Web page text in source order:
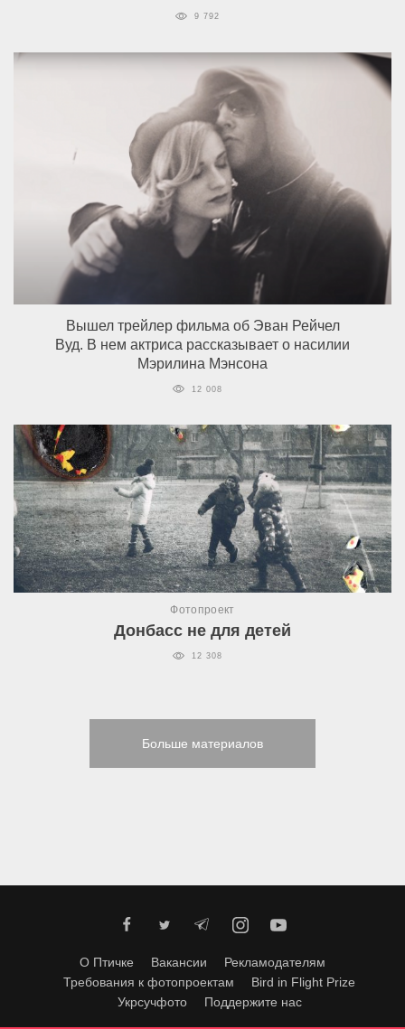
9 792
Вышел трейлер фильма об Эван Рейчел
Вуд. В нем актриса рассказывает о насилии
Мэрилина Мэнсона
12 008
Фотопроект
Донбасс не для детей
12 308
Больше материалов
О Птичке Вакансии
Рекламодателям
Требования к фотопроектам
Bird in Flight Prize
Укрсучфото
Поддержите нас